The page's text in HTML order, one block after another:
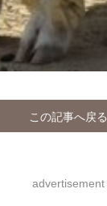
この記事へ戻る
advertisement